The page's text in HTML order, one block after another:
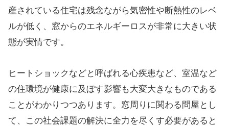
産されている住宅は残念ながら気密性や断熱性のレベ
ルが低く、窓からのエネルギーロスが非常に大きい状
態が実情です。
ヒートショックなどと呼ばれる心疾患など、室温など
の住環境が健康に及ぼす影響も大変大きなものである
ことがわかりつつあります。窓周りに関わる問屋とし
て、この社会課題の解決に全力を尽くす必要があると